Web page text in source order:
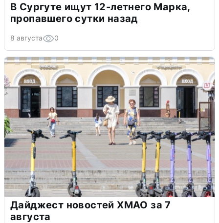
В Сургуте ищут 12-летнего Марка,
пропавшего сутки назад
8 августа 0
Дайджест новостей ХМАО за 7
августа